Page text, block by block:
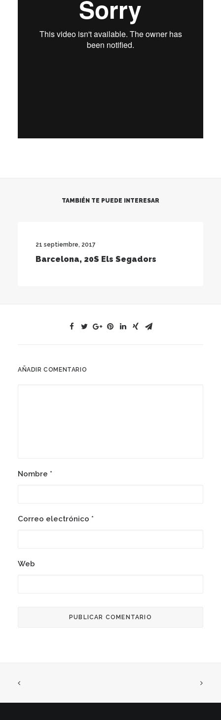
TAMBIÉN TE PUEDE INTERESAR
21 septiembre, 2017
Barcelona, 20S Els Segadors
AÑADIR COMENTARIO
Nombre *
Correo electrónico *
Web